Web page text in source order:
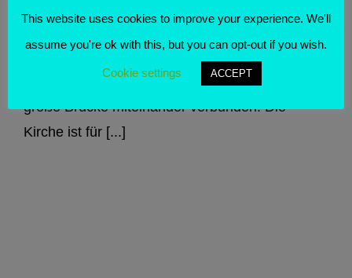
erreichbar. Die beiden Stadtteile sind über eine
große Brücke miteinander verbunden. Die
Kirche ist für [...]
This website uses cookies to improve your experience. We'll
assume you're ok with this, but you can opt-out if you wish.
Cookie settings ACCEPT